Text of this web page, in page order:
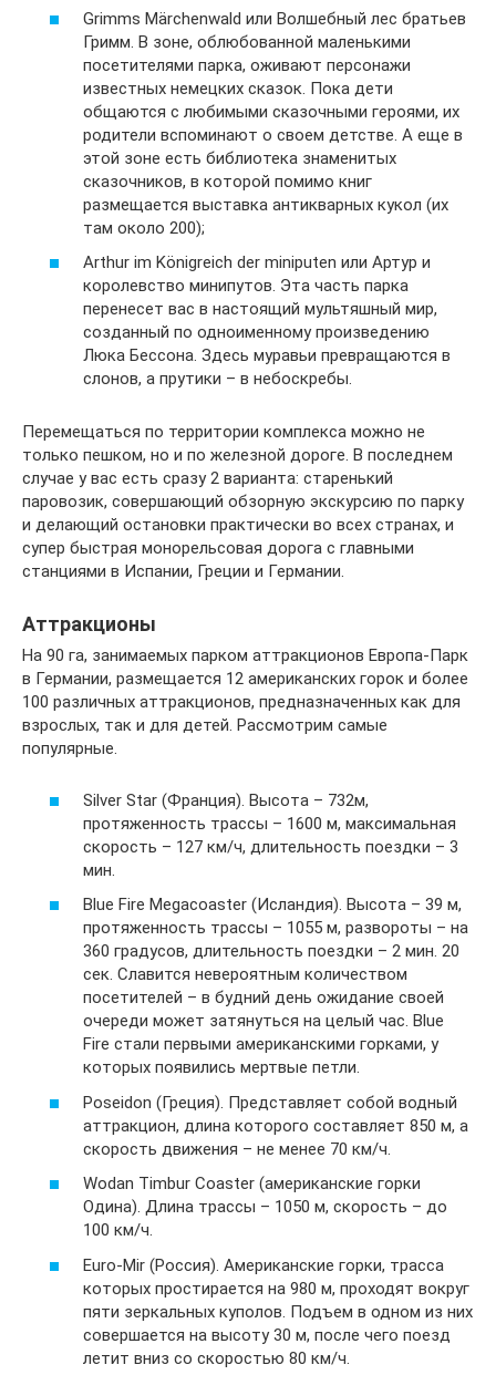
Grimms Märchenwald или Волшебный лес братьев
Гримм. В зоне, облюбованной маленькими
посетителями парка, оживают персонажи
известных немецких сказок. Пока дети
общаются с любимыми сказочными героями, их
родители вспоминают о своем детстве. А еще в
этой зоне есть библиотека знаменитых
сказочников, в которой помимо книг
размещается выставка антикварных кукол (их
там около 200);
Arthur im Königreich der miniputen или Артур и
королевство минипутов. Эта часть парка
перенесет вас в настоящий мультяшный мир,
созданный по одноименному произведению
Люка Бессона. Здесь муравьи превращаются в
слонов, а прутики – в небоскребы.
Перемещаться по территории комплекса можно не
только пешком, но и по железной дороге. В последнем
случае у вас есть сразу 2 варианта: старенький
паровозик, совершающий обзорную экскурсию по парку
и делающий остановки практически во всех странах, и
супер быстрая монорельсовая дорога с главными
станциями в Испании, Греции и Германии.
Аттракционы
На 90 га, занимаемых парком аттракционов Европа-Парк
в Германии, размещается 12 американских горок и более
100 различных аттракционов, предназначенных как для
взрослых, так и для детей. Рассмотрим самые
популярные.
Silver Star (Франция). Высота – 732м,
протяженность трассы – 1600 м, максимальная
скорость – 127 км/ч, длительность поездки – 3
мин.
Blue Fire Megacoaster (Исландия). Высота – 39 м,
протяженность трассы – 1055 м, развороты – на
360 градусов, длительность поездки – 2 мин. 20
сек. Славится невероятным количеством
посетителей – в будний день ожидание своей
очереди может затянуться на целый час. Blue
Fire стали первыми американскими горками, у
которых появились мертвые петли.
Poseidon (Греция). Представляет собой водный
аттракцион, длина которого составляет 850 м, а
скорость движения – не менее 70 км/ч.
Wodan Timbur Coaster (американские горки
Одина). Длина трассы – 1050 м, скорость – до
100 км/ч.
Euro-Mir (Россия). Американские горки, трасса
которых простирается на 980 м, проходят вокруг
пяти зеркальных куполов. Подъем в одном из них
совершается на высоту 30 м, после чего поезд
летит вниз со скоростью 80 км/ч.